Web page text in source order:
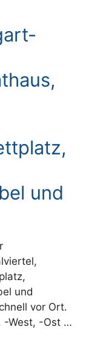
und
und
vor Ort.
-West, -Ost …